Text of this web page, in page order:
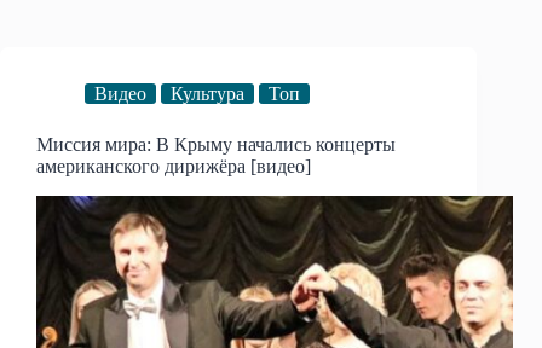
Видео Культура Топ
Миссия мира: В Крыму начались концерты
американского дирижёра [видео]